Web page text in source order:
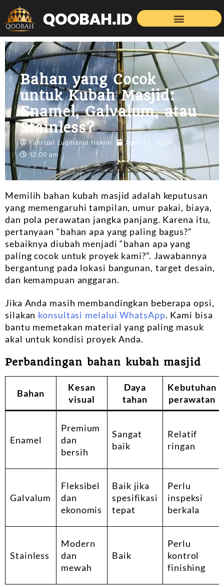
Bahan yang Cocok
untuk Kubah Masjid:
Enamel, Galvalum, atau
Stainless?
Fahrizal Luqmanul Hakim
April 27, 2026
12:00 am
Memilih bahan kubah masjid adalah keputusan
yang memengaruhi tampilan, umur pakai, biaya,
dan pola perawatan jangka panjang. Karena itu,
pertanyaan “bahan apa yang paling bagus?”
sebaiknya diubah menjadi “bahan apa yang
paling cocok untuk proyek kami?”. Jawabannya
bergantung pada lokasi bangunan, target desain,
dan kemampuan anggaran.
Jika Anda masih membandingkan beberapa opsi,
silakan konsultasi melalui WhatsApp. Kami bisa
bantu memetakan material yang paling masuk
akal untuk kondisi proyek Anda.
Perbandingan bahan kubah masjid
Bahan
Kesan
visual
Daya
tahan
Kebutuhan
perawatan
Enamel
Premium
dan
bersih
Sangat
baik
Relatif
ringan
Galvalum
Fleksibel
dan
ekonomis
Baik jika
spesifikasi
tepat
Perlu
inspeksi
berkala
Stainless
Modern
dan
mewah
Baik
Perlu
kontrol
finishing